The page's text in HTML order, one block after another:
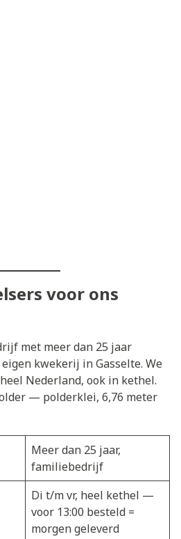
voor ons
met meer dan 25 jaar
kwekerij in Gasselte. We
Nederland, ook in kethel.
— polderklei, 6,76 meter
Meer dan 25 jaar,
familiebedrijf
Di t/m vr, heel kethel —
voor 13:00 besteld =
morgen geleverd